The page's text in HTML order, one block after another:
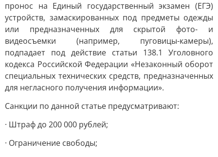
пронос на Единый государственный экзамен (ЕГЭ)
устройств, замаскированных под предметы одежды
или предназначенных для скрытой фото- и
видеосъемки (например, пуговицы-камеры),
подпадает под действие статьи 138.1 Уголовного
кодекса Российской Федерации «Незаконный оборот
специальных технических средств, предназначенных
для негласного получения информации».
Санкции по данной статье предусматривают:
· Штраф до 200 000 рублей;
· Ограничение свободы;